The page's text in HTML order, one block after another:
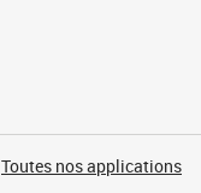
Toutes nos applications